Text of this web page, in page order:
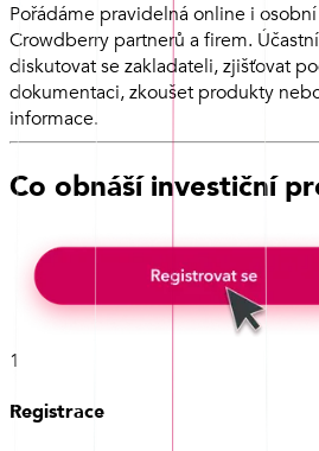
Pořádáme pravidelná online i
Crowdberry partnerů a firem.
diskutovat se zakladateli, zjišťovat
dokumentaci, zkoušet produkty
informace.
Co obnáší investiční
1
Registrace